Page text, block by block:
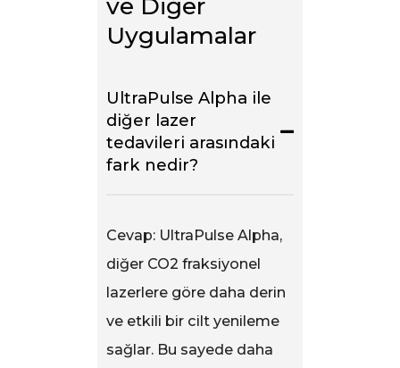
ve Diğer
Uygulamalar
UltraPulse Alpha ile
diğer lazer
tedavileri arasındaki
fark nedir?
Cevap: UltraPulse Alpha,
diğer CO2 fraksiyonel
lazerlere göre daha derin
ve etkili bir cilt yenileme
sağlar. Bu sayede daha